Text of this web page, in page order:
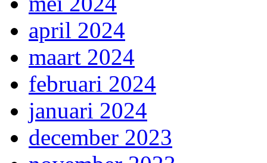
april 2024
maart 2024
februari 2024
januari 2024
december 2023